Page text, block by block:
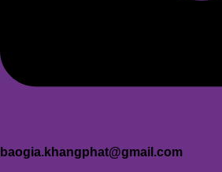
baogia.khangphat@gmail.com